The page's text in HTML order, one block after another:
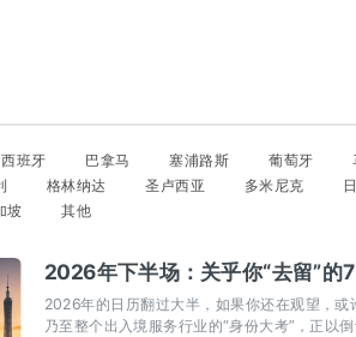
西班牙 巴拿马 塞浦路斯 葡萄牙
格林纳达 圣卢西亚 多米尼克
坡 其他
2026年下半场：关乎你“去留”的
2026年的日历翻过大半，如果你还在观望，
乃至整个出入境服务行业的“身份大考”，正以倒